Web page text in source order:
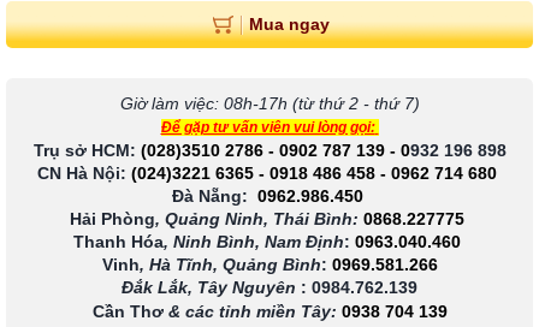
Mua ngay
Giờ làm việc: 08h-17h (từ thứ 2 - thứ 7)
Để gặp tư vấn viên vui lòng gọi:
Trụ sở HCM: (028)3510 2786 - 0902 787 139- 0932 196 898
CN Hà Nội: (024)3221 6365 - 0918 486 458 - 0962 714 680
Đà Nẵng: 0962.986.450
Hải Phòng, Quảng Ninh, Thái Bình: 0868.227775
Thanh Hóa, Ninh Bình, Nam Định: 0963.040.460
Vinh, Hà Tĩnh, Quảng Bình: 0969.581.266
Đắk Lắk, Tây Nguyên : 0984.762.139
Cần Thơ & các tỉnh miền Tây: 0938 704 139